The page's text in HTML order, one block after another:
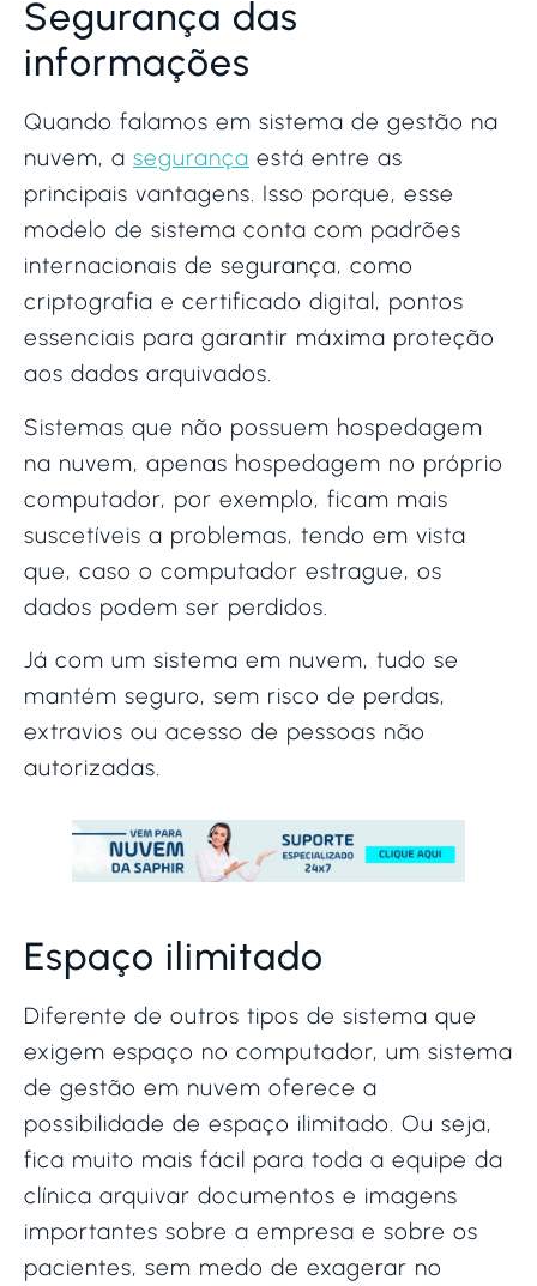
Segurança das
informações
Quando falamos em sistema de gestão na
nuvem, a segurança está entre as
principais vantagens. Isso porque, esse
modelo de sistema conta com padrões
internacionais de segurança, como
criptografia e certificado digital, pontos
essenciais para garantir máxima proteção
aos dados arquivados.
Sistemas que não possuem hospedagem
na nuvem, apenas hospedagem no próprio
computador, por exemplo, ficam mais
suscetíveis a problemas, tendo em vista
que, caso o computador estrague, os
dados podem ser perdidos.
Já com um sistema em nuvem, tudo se
mantém seguro, sem risco de perdas,
extravios ou acesso de pessoas não
autorizadas.
Espaço ilimitado
Diferente de outros tipos de sistema que
exigem espaço no computador, um sistema
de gestão em nuvem oferece a
possibilidade de espaço ilimitado. Ou seja,
fica muito mais fácil para toda a equipe da
clínica arquivar documentos e imagens
importantes sobre a empresa e sobre os
pacientes, sem medo de exagerar no